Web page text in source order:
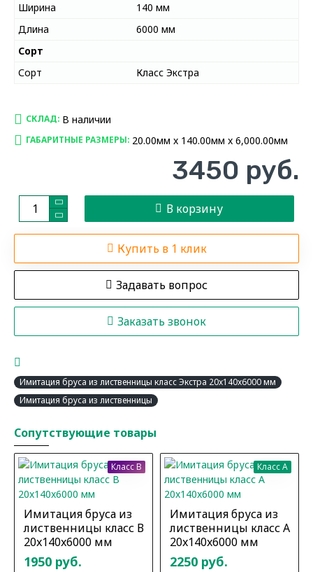
Ширина
140 мм
Длина
6000 мм
Сорт
Сорт
Класс Экстра
СКЛАД: В наличии
ГАБАРИТНЫЕ РАЗМЕРЫ: 20.00мм x 140.00мм x 6,000.00мм
3450 руб.
В корзину
Купить в 1 клик
Задавать вопрос
Заказать звонок
Имитация бруса из лиственницы класс Экстра 20x140x6000 мм
Имитация бруса из лиственницы
Сопутствующие товары
Класс B
Имитация бруса из
лиственницы класс В
20x140x6000 мм
1950 руб.
Класс A
Имитация бруса из
лиственницы класс А
20x140x6000 мм
2250 руб.